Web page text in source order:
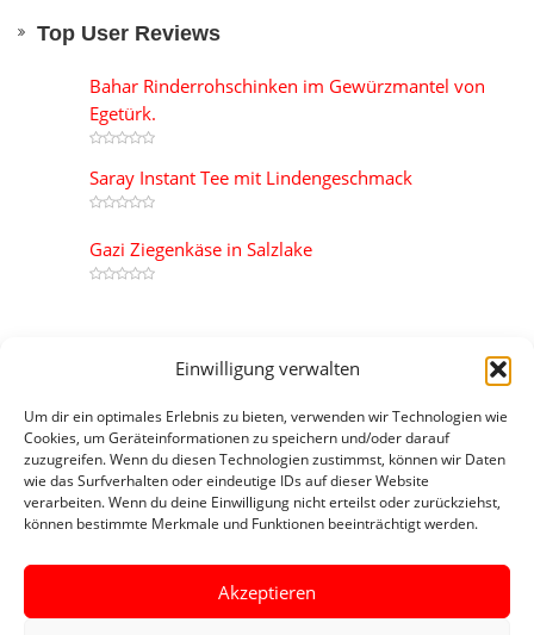
Einwilligung verwalten
Um dir ein optimales Erlebnis zu bieten, verwenden wir Technologien wie
Cookies, um Geräteinformationen zu speichern und/oder darauf
zuzugreifen. Wenn du diesen Technologien zustimmst, können wir Daten
wie das Surfverhalten oder eindeutige IDs auf dieser Website
verarbeiten. Wenn du deine Einwilligung nicht erteilst oder zurückziehst,
können bestimmte Merkmale und Funktionen beeinträchtigt werden.
Akzeptieren
Top User Reviews
Bahar Rinderrohschinken im Gewürzmantel von
Egetürk.
Saray Instant Tee mit Lindengeschmack
Gazi Ziegenkäse in Salzlake
0
Malatya Pazarı Sonnenblumenkerne
0
0